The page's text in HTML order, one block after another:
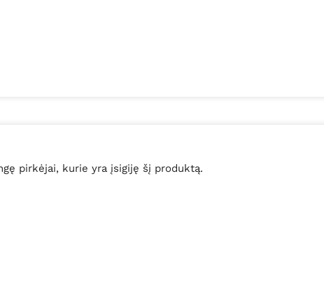
pirkėjai, kurie yra įsigiję šį produktą.